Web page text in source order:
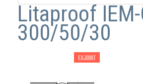
Litaproof
300/50/30